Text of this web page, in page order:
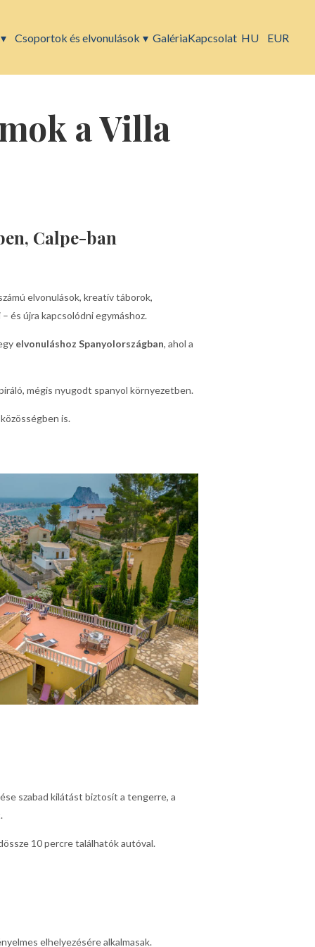
▾ Csoportok és elvonulások ▾ GalériaKapcsolat HU EUR
a Villa
Calpe-ban
elvonulások, kreatív táborok,
és újra kapcsolódni egymáshoz.
elvonuláshoz Spanyolországban, ahol a
mégis nyugodt spanyol környezetben.
is.
szabad kilátást biztosít a tengerre, a
10 percre találhatók autóval.
elhelyezésére alkalmasak.